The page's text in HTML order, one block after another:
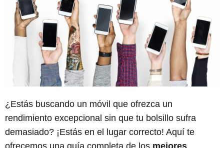
¿Estás buscando un móvil que ofrezca un
rendimiento excepcional sin que tu bolsillo sufra
demasiado? ¡Estás en el lugar correcto! Aquí te
ofrecemos una guía completa de los mejores